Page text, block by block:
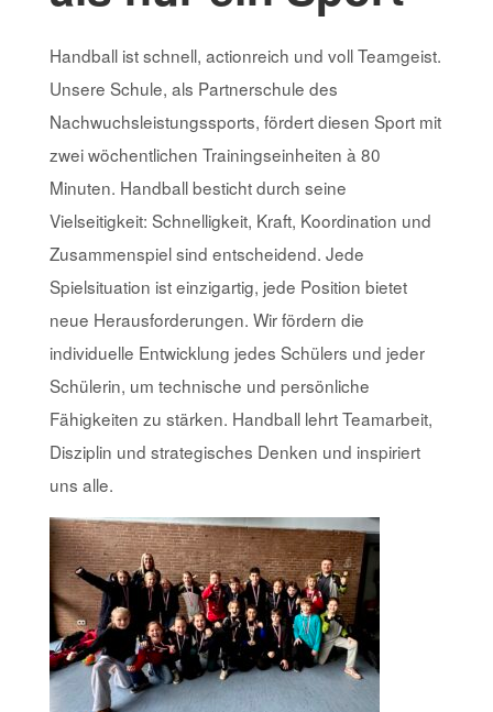
Handball ist schnell, actionreich und voll Teamgeist.
Unsere Schule, als Partnerschule des
Nachwuchsleistungssports, fördert diesen Sport mit
zwei wöchentlichen Trainingseinheiten à 80
Minuten. Handball besticht durch seine
Vielseitigkeit: Schnelligkeit, Kraft, Koordination und
Zusammenspiel sind entscheidend. Jede
Spielsituation ist einzigartig, jede Position bietet
neue Herausforderungen. Wir fördern die
individuelle Entwicklung jedes Schülers und jeder
Schülerin, um technische und persönliche
Fähigkeiten zu stärken. Handball lehrt Teamarbeit,
Disziplin und strategisches Denken und inspiriert
uns alle.